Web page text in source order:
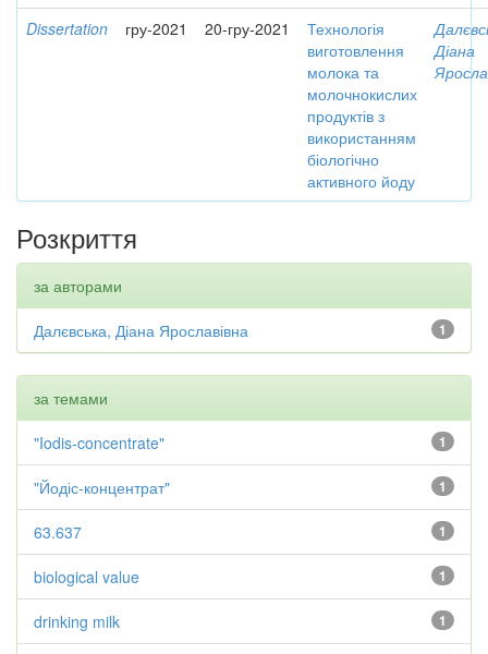
Dissertation гру-2021 20-гру-2021
Технологія
виготовлення
молока та
молочнокислих
продуктів з
використанням
біологічно
активного йоду
Діана
Розкриття
за авторами
1
Далєвська, Діана Ярославівна
за темами
1
"Iodis-concentrate"
1
"Йодіс-концентрат"
1
63.637
1
biological value
1
drinking milk